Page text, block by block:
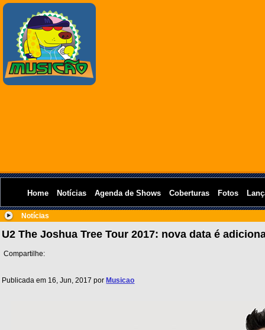
Home Notícias Agenda de Shows Coberturas Fotos
Notícias
U2 The Joshua Tree Tour 2017: nova data é
Compartilhe:
Publicada em 16, Jun, 2017 por Musicao